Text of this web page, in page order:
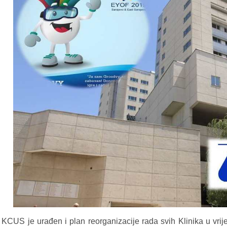
je urađen i plan reorganizacije rada svih Klinika u